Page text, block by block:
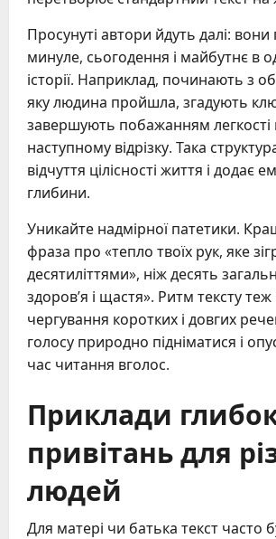
Просунуті автори йдуть далі:
минуле, сьогодення і майбутнє в
історії. Наприклад, починають з
яку людина пройшла, згадують
завершують побажанням легкості
наступному відрізку. Така
відчуття цілісності життя і додає
глибини.
Уникайте надмірної патетики.
фраза про «тепло твоїх рук, яке
десятиліттями», ніж десять
здоров’я і щастя». Ритм тексту
чергування коротких і довгих
голосу природно підніматися і
час читання вголос.
Приклади
привітань для
людей
Для матері чи батька текст часто